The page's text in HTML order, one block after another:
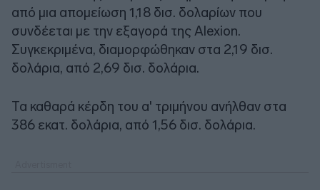
από μια απομείωση 1,18 δισ. δολαρίων που
συνδέεται με την εξαγορά της Alexion.
Συγκεκριμένα, διαμορφώθηκαν στα 2,19 δισ.
δολάρια, από 2,69 δισ. δολάρια.
Τα καθαρά κέρδη του α' τριμήνου ανήλθαν στα
386 εκατ. δολάρια, από 1,56 δισ. δολάρια.